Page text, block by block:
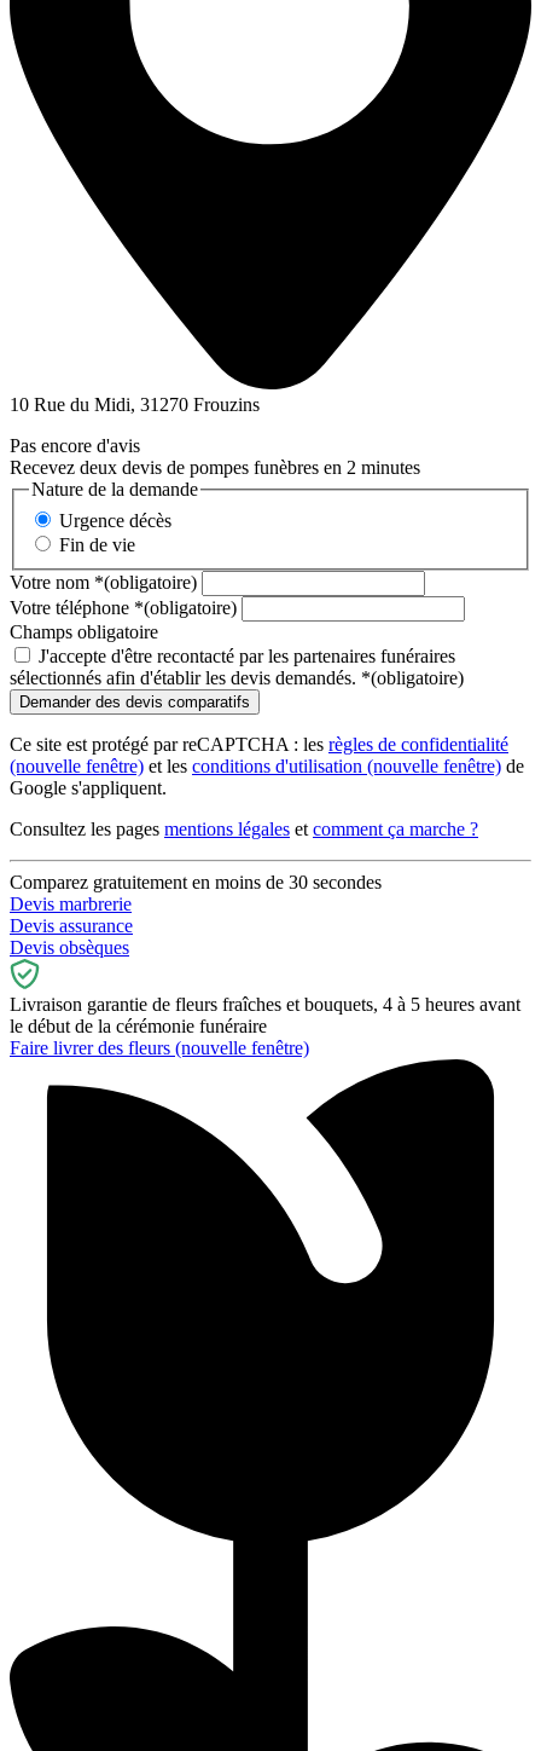
10 Rue du Midi, 31270 Frouzins
Pas encore d'avis
Recevez deux devis de pompes funèbres en 2 minutes
Nature de la demande
Urgence décès
Fin de vie
Votre nom *(obligatoire)
Votre téléphone *(obligatoire)
Champs obligatoire
J'accepte d'être recontacté par les partenaires funéraires
sélectionnés afin d'établir les devis demandés. *(obligatoire)
Ce site est protégé par reCAPTCHA : les règles de confidentialité
(nouvelle fenêtre) et les conditions d'utilisation (nouvelle fenêtre) de
Google s'appliquent.
Consultez les pages mentions légales et comment ça marche ?
Comparez gratuitement en moins de 30 secondes
Devis marbrerie
Devis assurance
Devis obsèques
Livraison garantie de fleurs fraîches et bouquets, 4 à 5 heures avant
le début de la cérémonie funéraire
Faire livrer des fleurs (nouvelle fenêtre)